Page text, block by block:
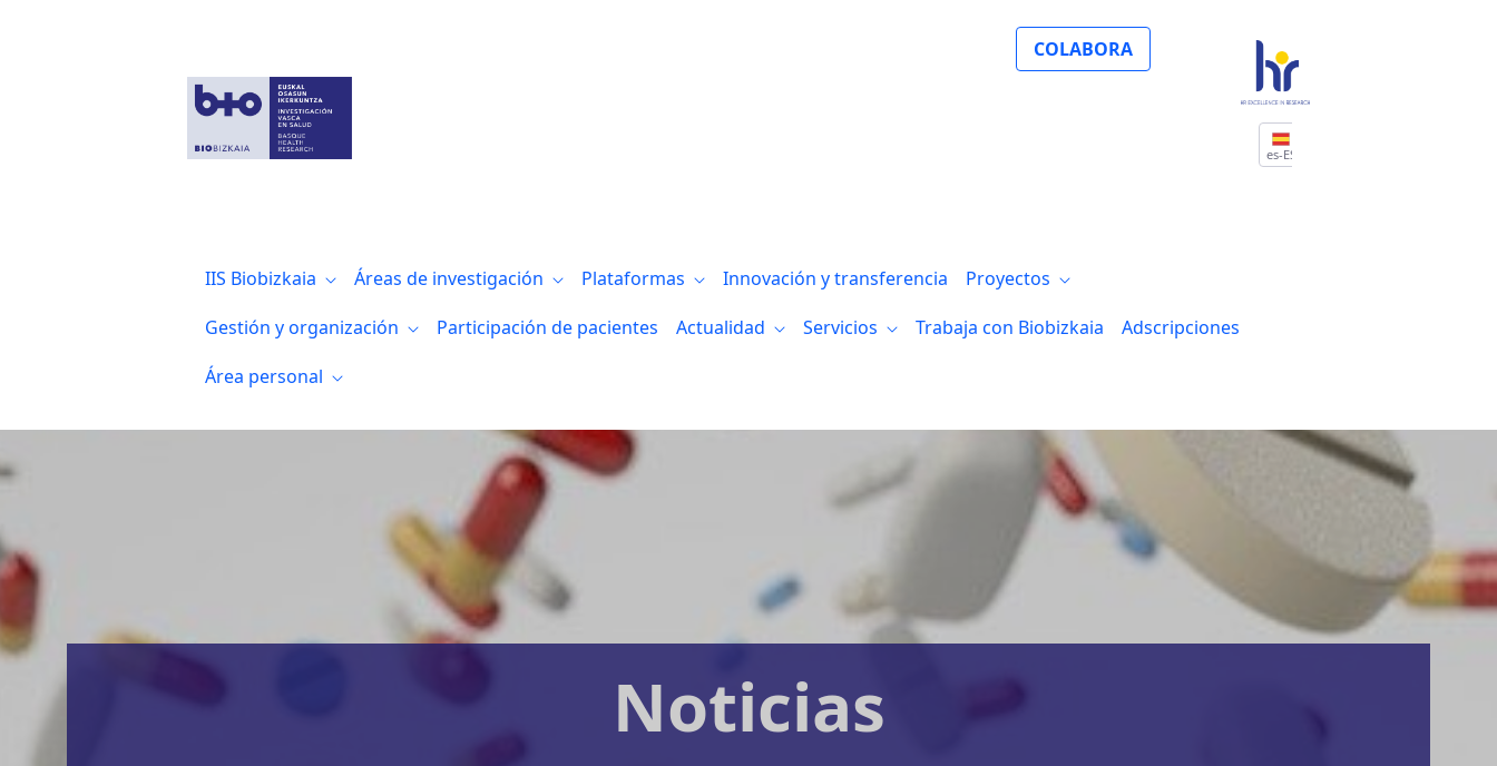
COLABORA
es-ES
IIS Biobizkaia Áreas de investigación Plataformas Innovación y transferencia
Proyectos
Gestión y organización
Participación de pacientes Actualidad Servicios Trabaja con Biobizkaia
Adscripciones
Área personal
Noticias